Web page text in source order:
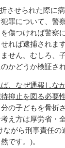
させられた際に
罪について、警
傷つければ警察
れば逮捕されま
せん。むしろ、
かどうか検証さ
、なぜ通報しな
抑止を図る必要
の子どもを骨折
え方は厚労省・
がら刑事責任
です。)。